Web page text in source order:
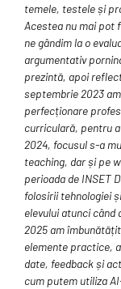
temele, testele și
Acestea nu mai pot
ne gândim la o
argumentativ
prezintă, apoi
septembrie 2023
perfecționare
curriculară, pentru
2024, focusul s-a
teaching, dar și pe
perioada de INSET
folosirii tehnologiei
elevului atunci când
2025 am
elemente practice,
date, feedback și
cum putem utiliza